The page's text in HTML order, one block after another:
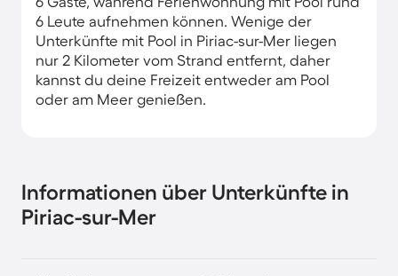
6 Leute aufnehmen können. Wenige der
Unterkünfte mit Pool in Piriac-sur-Mer liegen
nur 2 Kilometer vom Strand entfernt, daher
kannst du deine Freizeit entweder am Pool
oder am Meer genießen.
Informationen über Unterkünfte in
Piriac-sur-Mer